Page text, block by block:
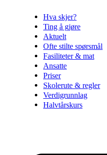
Hva skjer?
Ting å gjøre
Aktuelt
Ofte stilte spørsmål
Fasiliteter & mat
Ansatte
Priser
Skolerute & regler
Verdigrunnlag
Halvtårskurs